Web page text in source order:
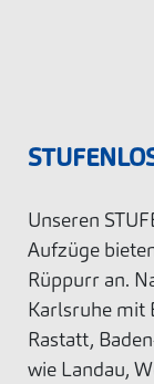
Unseren
Aufzüge
Rüppurr an.
Karlsruhe mit
Rastatt,
wie Landau,